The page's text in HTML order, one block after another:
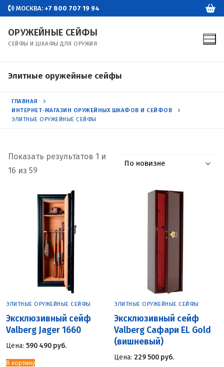
Перейти
содержимому
МОСКВА: +7 800 707 19 94
ОРУЖЕЙНЫЕ СЕЙФЫ
СЕЙФЫ И ШКАФЫ ДЛЯ ОРУЖИЯ
Элитные оружейные сейфы
ГЛАВНАЯ
ИНТЕРНЕТ-МАГАЗИН ОРУЖЕЙНЫХ ШКАФОВ И СЕЙФОВ
ЭЛИТНЫЕ ОРУЖЕЙНЫЕ СЕЙФЫ
Показать результатов 1 и
16 из 59
Сортировка:
недавние
ЭЛИТНЫЕ ОРУЖЕЙНЫЕ СЕЙФЫ
Эксклюзивный сейф
Valberg Jager 1660
Цена: 590 490 руб.
В корзину
ЭЛИТНЫЕ ОРУЖЕЙНЫЕ СЕЙФЫ
Эксклюзивный сейф
Valberg Сафари EL Gold
(вишневый)
Цена: 229 500 руб.